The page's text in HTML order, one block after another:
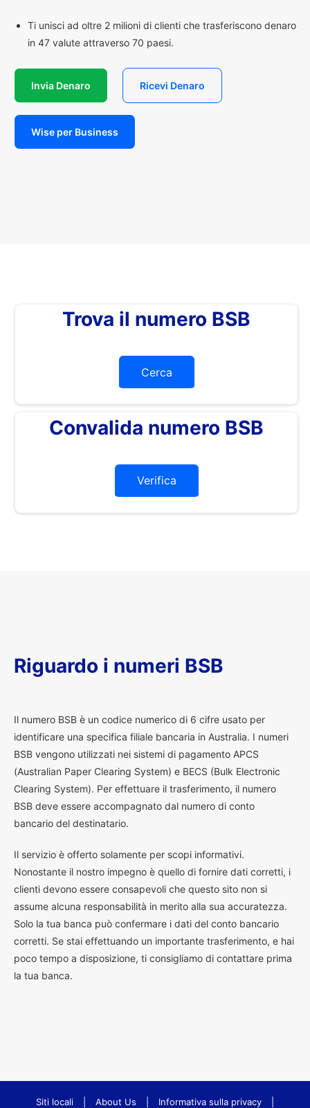
Ti unisci ad oltre 2 milioni di clienti che trasferiscono denaro
in 47 valute attraverso 70 paesi.
Invia Denaro Ricevi Denaro
Wise per Business
Trova il numero BSB
Cerca
Convalida numero BSB
Verifica
Riguardo i numeri BSB
Il numero BSB è un codice numerico di 6 cifre usato per
identificare una specifica filiale bancaria in Australia. I numeri
BSB vengono utilizzati nei sistemi di pagamento APCS
(Australian Paper Clearing System) e BECS (Bulk Electronic
Clearing System). Per effettuare il trasferimento, il numero
BSB deve essere accompagnato dal numero di conto
bancario del destinatario.
Il servizio è offerto solamente per scopi informativi.
Nonostante il nostro impegno è quello di fornire dati corretti, i
clienti devono essere consapevoli che questo sito non si
assume alcuna responsabilità in merito alla sua accuratezza.
Solo la tua banca può confermare i dati del conto bancario
corretti. Se stai effettuando un importante trasferimento, e hai
poco tempo a disposizione, ti consigliamo di contattare prima
la tua banca.
Siti locali About Us Informativa sulla privacy